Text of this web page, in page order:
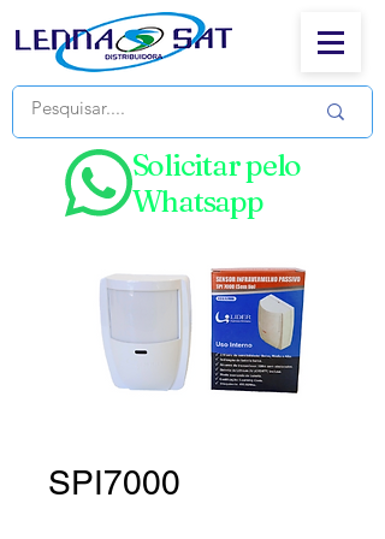
Solicitar pelo
Whatsapp
SPI7000